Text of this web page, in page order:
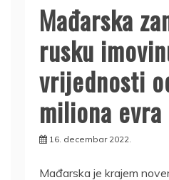
Mađarska
rusku
vrijednosti
miliona evra
16. decembar 2022.
Mađarska je krajem